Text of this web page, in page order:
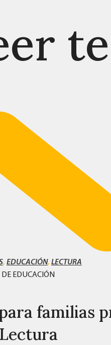
, EDUCACIÓN, LECTURA
DE EDUCACIÓN
familias